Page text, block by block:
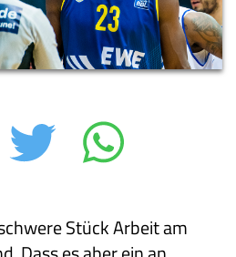
Stück Arbeit am